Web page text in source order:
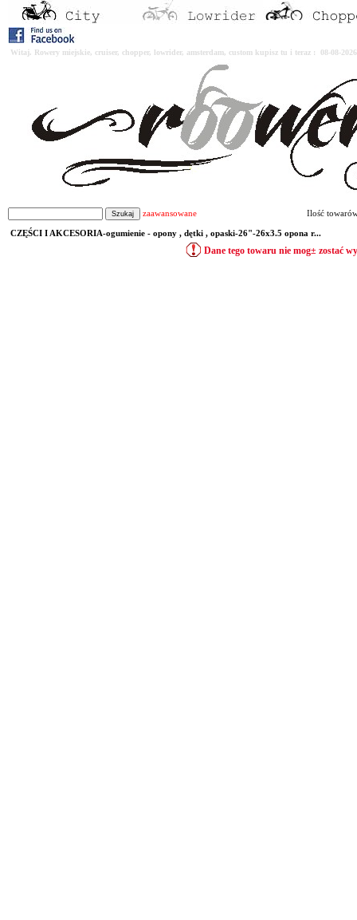
Witaj. Rowery miejskie, cruiser, chopper, lowrider, amsterdam, custom kupisz tu i teraz : 08-08-
zaawansowane Ilość
CZĘŚCI I AKCESORIA-ogumienie - opony , dętki , opaski-26"-26x3.5 opona r...
Dane tego towaru nie mog± zostać